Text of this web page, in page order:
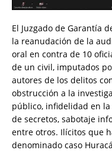
El Juzgado de Garantía
la reanudación de la
oral en contra de 10
de un civil, imputados
autores de los delitos
obstrucción a la
público, infidelidad en
de secretos, sabotaje
entre otros. Ilícitos que
denominado caso